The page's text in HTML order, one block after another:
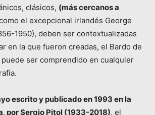
clásicos, (más cercanos a
el excepcional irlandés George
1950), deben ser contextualizadas
en la que fueron creadas, el Bardo de
puede ser comprendido en cualquier
escrito y publicado en 1993 en la
por Sergio Pitol (1933-2018), el